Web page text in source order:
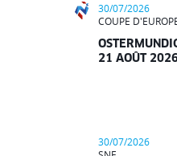
30/07/2026
COUPE
21 AOÛT
30/07/2026